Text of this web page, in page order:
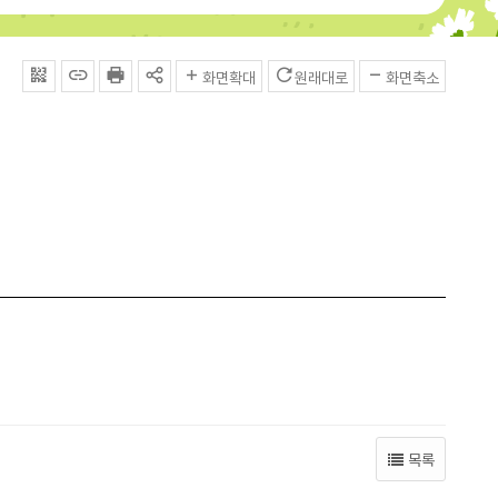
QRcode주소복사프린터공유 화면확대 원래대로 화면축소
목록